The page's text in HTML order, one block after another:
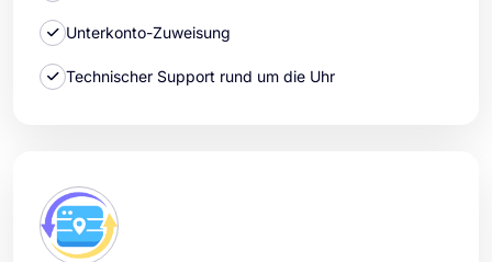
Unterkonto-Zuweisung
Technischer Support rund um die Uhr